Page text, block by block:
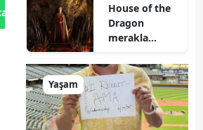
Gönder
House of the
Dragon
merakla
Yaşam